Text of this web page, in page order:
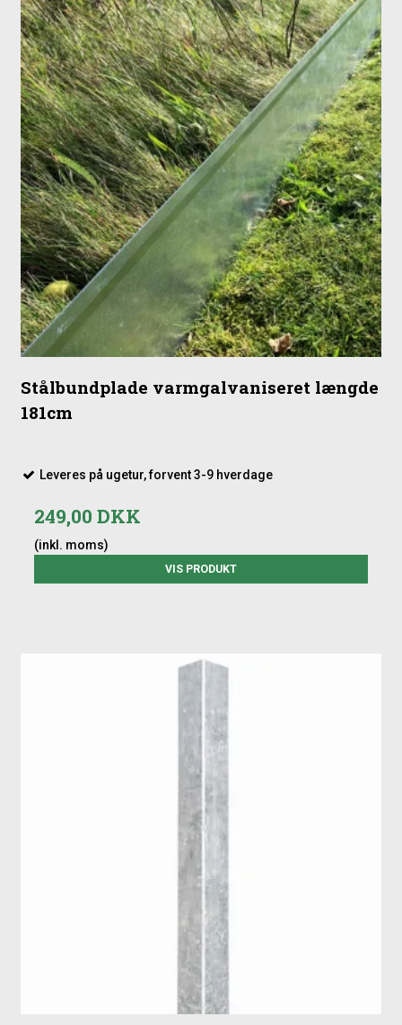
der ikke er nogen kant. Det er smag og behag hvad man
synes er pænest, men se billederne og vurder selv.
Bundpladen er ikke konstrueret til at stå imod jordtryk hvis
der f.eks. er højdeforskel mellem de 2 sider hvor hegnet
placeres, her skal man istedet bruge en betonbundplade.
Produktet her tilhører voresGuldklasse:
Kategorien Guld huser produkter af særdeles god kvalitet
ifht. markedet. Disse produkter er skabt til dem, der ønsker en
førsteklasses oplevelse og er villige til at investere i
Stålbundplade varmgalvaniseret længde
181cm
Leveres på ugetur, forvent 3-9 hverdage
249,00 DKK
(inkl. moms)
VIS PRODUKT